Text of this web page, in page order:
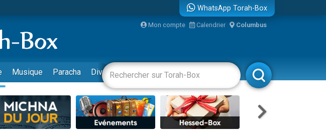
aux Orphelins
dans un appartement insalubre
jambe de Yohan
WhatsApp Torah-Box
Mon compte Calendrier Columbus
Musique Paracha Divertissements Livres Rabbanim